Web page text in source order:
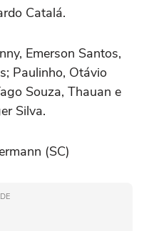
Catalá.
Emerson Santos,
Paulinho, Otávio
Souza, Thauan e
Silva.
(SC)